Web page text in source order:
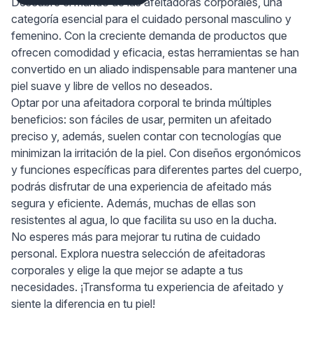
categoría esencial para el cuidado personal masculino y
femenino. Con la creciente demanda de productos que
ofrecen comodidad y eficacia, estas herramientas se han
convertido en un aliado indispensable para mantener una
piel suave y libre de vellos no deseados.
Optar por una afeitadora corporal te brinda múltiples
beneficios: son fáciles de usar, permiten un afeitado
preciso y, además, suelen contar con tecnologías que
minimizan la irritación de la piel. Con diseños ergonómicos
y funciones específicas para diferentes partes del cuerpo,
podrás disfrutar de una experiencia de afeitado más
segura y eficiente. Además, muchas de ellas son
resistentes al agua, lo que facilita su uso en la ducha.
No esperes más para mejorar tu rutina de cuidado
personal. Explora nuestra selección de afeitadoras
corporales y elige la que mejor se adapte a tus
necesidades. ¡Transforma tu experiencia de afeitado y
siente la diferencia en tu piel!